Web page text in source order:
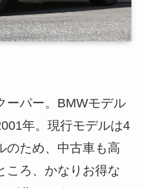
ーパー。BMWモデル
年。現行モデルは4
のため、中古車も高
ころ、かなりお得な